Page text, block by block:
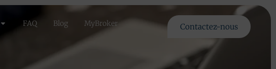
FAQ Blog MyBroker Contactez-nous